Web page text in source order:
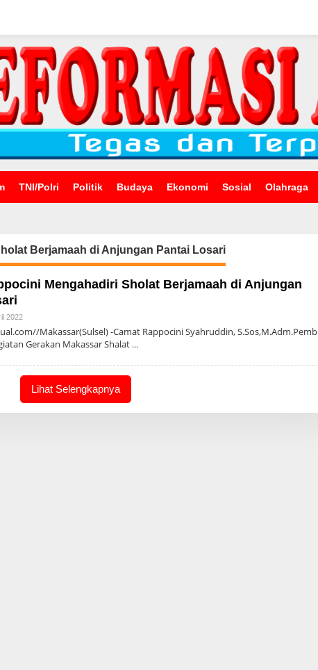
TNI/Polri Politik Budaya Ekonomi Sosial Olahraga
Berjamaah di Anjungan Pantai Losari
Mengahadiri Sholat Berjamaah di Anjungan
2022Oleh
Makassar(Sulsel) -Camat Rappocini Syahruddin, S.Sos,M.Adm.Pemb
Gerakan Makassar Shalat
Lihat Selengkapnya